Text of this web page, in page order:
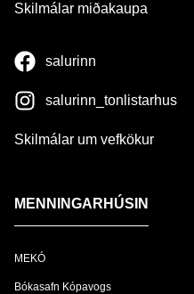
Skilmálar miðakaupa
salurinn
salurinn_tonlistarhus
Skilmálar um vefkökur
MENNINGARHÚSIN
MEKÓ
Bókasafn Kópavogs